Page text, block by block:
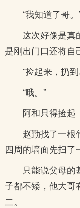
“我知道了哥。
这次好像是真
是刚出门口还将自
“捡起来，扔
“哦。”
阿和只得捡起
赵勤找了一根
四周的墙面先扫了
只能说父母的
子都不矮，他大哥
二。